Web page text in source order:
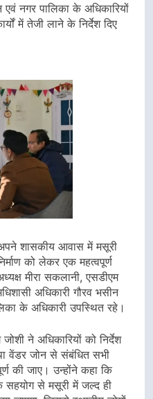
नगर पालिका के अधिकारियों
में तेजी लाने के निर्देश दिए
शासकीय आवास में मसूरी
को लेकर एक महत्वपूर्ण
मीरा सकलानी, एसडीएम
अधिकारी गौरव भसीन
के अधिकारी उपस्थित रहे।
ने अधिकारियों को निर्देश
वेंडर जोन से संबंधित सभी
की जाए। उन्होंने कहा कि
सहयोग से मसूरी में जल्द ही